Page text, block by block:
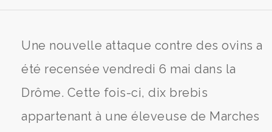
Une nouvelle attaque contre des ovins a
été recensée vendredi 6 mai dans la
Drôme. Cette fois-ci, dix brebis
appartenant à une éleveuse de Marches